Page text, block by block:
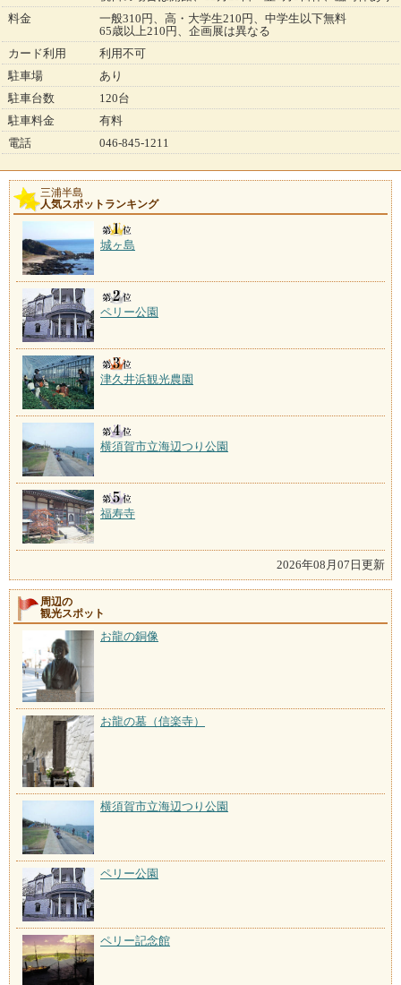
料金
一般310円、高・大学生210円、中学生以下無料
65歳以上210円、企画展は異なる
カード利用
利用不可
駐車場
あり
駐車台数
120台
駐車料金
有料
電話
046-845-1211
三浦半島
人気スポットランキング
城ヶ島
ペリー公園
津久井浜観光農園
横須賀市立海辺つり公園
福寿寺
2026年08月07日更新
周辺の
観光スポット
お龍の銅像
お龍の墓（信楽寺）
横須賀市立海辺つり公園
ペリー公園
ペリー記念館